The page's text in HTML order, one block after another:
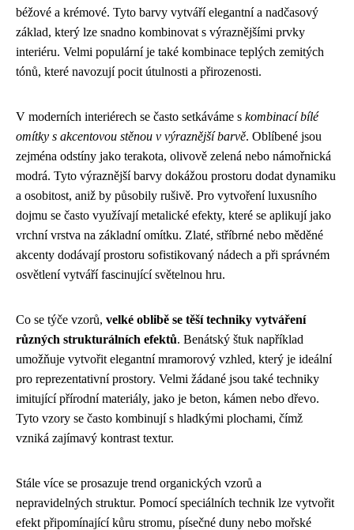
béžové a krémové. Tyto barvy vytváří elegantní a nadčasový
základ, který lze snadno kombinovat s výraznějšími prvky
interiéru. Velmi populární je také kombinace teplých zemitých
tónů, které navozují pocit útulnosti a přirozenosti.
V moderních interiérech se často setkáváme s kombinací bílé
omítky s akcentovou stěnou v výraznější barvě. Oblíbené jsou
zejména odstíny jako terakota, olivově zelená nebo námořnická
modrá. Tyto výraznější barvy dokážou prostoru dodat dynamiku
a osobitost, aniž by působily rušivě. Pro vytvoření luxusního
dojmu se často využívají metalické efekty, které se aplikují jako
vrchní vrstva na základní omítku. Zlaté, stříbrné nebo měděné
akcenty dodávají prostoru sofistikovaný nádech a při správném
osvětlení vytváří fascinující světelnou hru.
Co se týče vzorů, velké oblibě se těší techniky vytváření
různých strukturálních efektů. Benátský štuk například
umožňuje vytvořit elegantní mramorový vzhled, který je ideální
pro reprezentativní prostory. Velmi žádané jsou také techniky
imitující přírodní materiály, jako je beton, kámen nebo dřevo.
Tyto vzory se často kombinují s hladkými plochami, čímž
vzniká zajímavý kontrast textur.
Stále více se prosazuje trend organických vzorů a
nepravidelných struktur. Pomocí speciálních technik lze vytvořit
efekt připomínající kůru stromu, písečné duny nebo mořské